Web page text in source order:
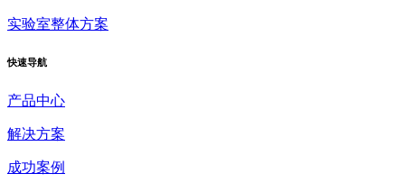
实验室整体方案
快速导航
产品中心
解决方案
成功案例